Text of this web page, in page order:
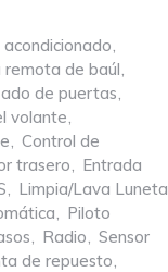
,
de baúl,
de puertas,
volante,
, Control de
trasero, Entrada
, Limpia/Lava Luneta
, Piloto
, Radio, Sensor
de repuesto,